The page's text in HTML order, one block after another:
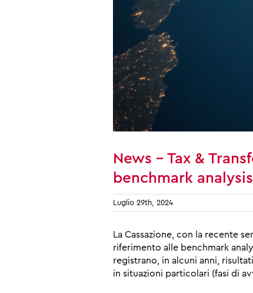
News – Tax &
benchmark
Luglio 29th, 2024
La Cassazione, con la recente
riferimento alle benchmark
registrano, in alcuni anni,
in situazioni particolari (fasi di